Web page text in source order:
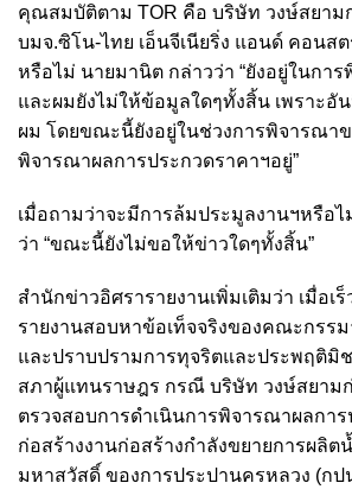
คุณสมบัติตาม TOR คือ บริษัท วงษ์สยาม
บมจ.ซิโน-ไทย เอ็นจีเนียริ่ง แอนด์ คอนส
หรือไม่ นายมานิต กล่าวว่า “ยังอยู่ในกา
และผมยังไม่ให้ข้อมูลใดๆทั้งสิ้น เพราะอั
ผม โดยขณะนี้ยังอยู่ในช่วงการพิจารณา
พิจารณาผลการประกวดราคาฯอยู่”
เมื่อถามว่าจะมีการล้มประมูลงานฯหรือ
ว่า “ขณะนี้ยังไม่ขอให้ข่าวใดๆทั้งสิ้น”
สำนักข่าวอิศรารายงานเพิ่มเติมว่า เมื่อเร็
รายงานสอบหาข้อเท็จจริงของคณะกรร
และปราบปรามการทุจริตและประพฤติมิ
สภาผู้แทนราษฎร กรณี บริษัท วงษ์สยาม
ตรวจสอบการดำเนินการพิจารณาผลการ
ก่อสร้างงานก่อสร้างกำลังขยายการผลิต
มหาสวัสดิ์ ของการประปานครหลวง (กป